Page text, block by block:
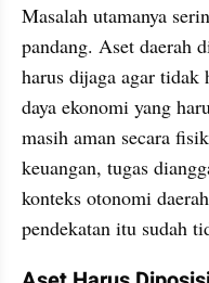
Masalah utamanya
pandang. Aset daerah
harus dijaga agar tidak
daya ekonomi yang
masih aman secara
keuangan, tugas
konteks otonomi
pendekatan itu sudah